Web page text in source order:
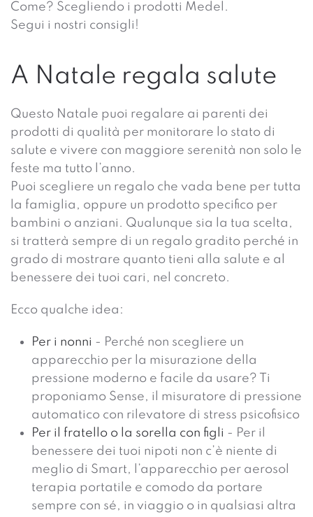
Come? Scegliendo i prodotti Medel.
Segui i nostri consigli!
A Natale regala salute
Questo Natale puoi regalare ai parenti dei
prodotti di qualità per monitorare lo stato di
salute e vivere con maggiore serenità non solo le
feste ma tutto l’anno.
Puoi scegliere un regalo che vada bene per tutta
la famiglia, oppure un prodotto specifico per
bambini o anziani. Qualunque sia la tua scelta,
si tratterà sempre di un regalo gradito perché in
grado di mostrare quanto tieni alla salute e al
benessere dei tuoi cari, nel concreto.
Ecco qualche idea:
Per i nonni - Perché non scegliere un
apparecchio per la misurazione della
pressione moderno e facile da usare? Ti
proponiamo Sense, il misuratore di pressione
automatico con rilevatore di stress psicofisico
Per il fratello o la sorella con figli - Per il
benessere dei tuoi nipoti non c’è niente di
meglio di Smart, l’apparecchio per aerosol
terapia portatile e comodo da portare
sempre con sé, in viaggio o in qualsiasi altra